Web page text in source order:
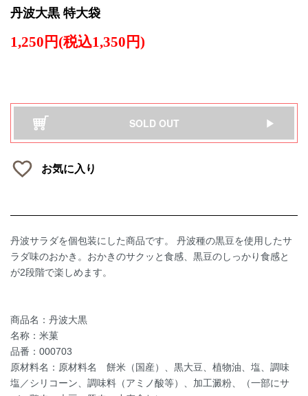
丹波大黒 特大袋
1,250円(税込1,350円)
SOLD OUT
お気に入り
丹波サラダを個包装にした商品です。 丹波種の黒豆を使用したサ
ラダ味のおかき。おかきのサクッと食感、黒豆のしっかり食感と
が2段階で楽しめます。
商品名：丹波大黒
名称：米菓
品番：000703
原材料名：原材料名 餅米（国産）、黒大豆、植物油、塩、調味
塩／シリコーン、調味料（アミノ酸等）、加工澱粉、（一部にサ